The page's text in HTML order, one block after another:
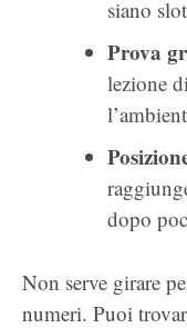
siano
Prova
lezione
dopo
Non serve girare
numeri. Puoi